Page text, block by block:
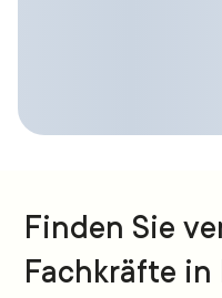
Finden Sie
Fachkräfte in